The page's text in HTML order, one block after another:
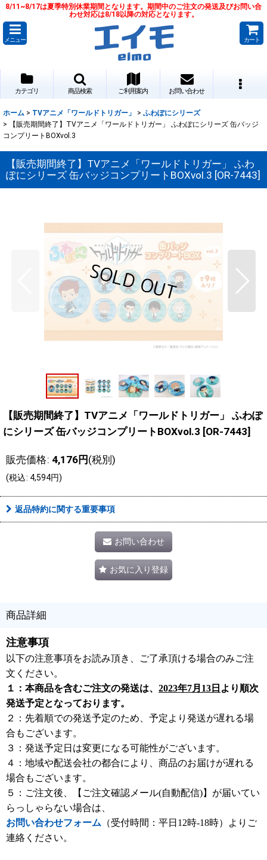
8/11~8/17は夏季特別休業期間となります。期間中のご注文の発送及びお問い合
わせ対応は8/18以降の対応となります。
メニュー カート
カテゴリ 商品検索 ご利用案内 お問い合わせ
ホーム > TVアニメ「ワールドトリガー」 > ふわぽにシリーズ
>
【販売期間終了】TVアニメ「ワールドトリガー」 ふわぽにシリーズ 缶バッジ
コンプリートBOXvol.3
【販売期間終了】TVアニメ「ワールドトリガー」 ふわ
ぽにシリーズ 缶バッジコンプリートBOXvol.3 [OR-7443]
【販売期間終了】TVアニメ「ワールドトリガー」 ふわぽ
にシリーズ 缶バッジコンプリートBOXvol.3 [OR-7443]
販売価格: 4,176円 (税別)
(税込: 4,594円)
返品特約に関する重要事項
お問い合わせ
お気に入り登録
商品詳細
注意事項
以下の注意事項をお読み頂き、ご了承頂ける場合のみご注
文ください。
１：本商品を含むご注文の発送は、 2023年7月13日 より順次
発送予定となっております。
２：先着順での発送予定のため、予定より発送が遅れる場
合もございます。
３：発送予定日は変更になる可能性がございます。
４：地域や配送会社の都合により、商品のお届けが遅れる
場合もございます。
５：ご注文後、【ご注文確認メール(自動配信)】が届いてい
らっしゃらない場合は、
お問い合わせフォーム （受付時間：平日12時-18時）よりご
連絡ください。